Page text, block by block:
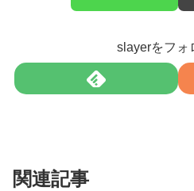
slayerをフォ
関連記事